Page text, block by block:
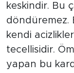
keskindir. Bu
döndüremez.
kendi
tecellisidir.
yapan bu